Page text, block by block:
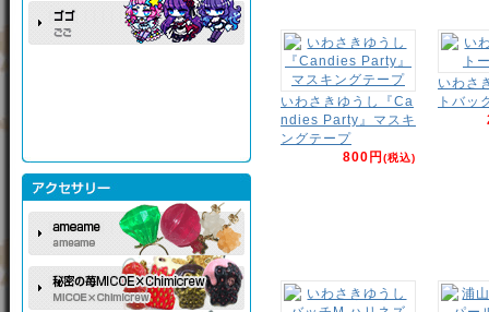
いわさきゆうし『Ca
ndies Party』マスキ
ングテープ
800円(税込)
いわさ
トバッ